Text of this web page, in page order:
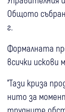
Общото
г.
Формалната
всички искови
"Тази криза
нито за
трудните